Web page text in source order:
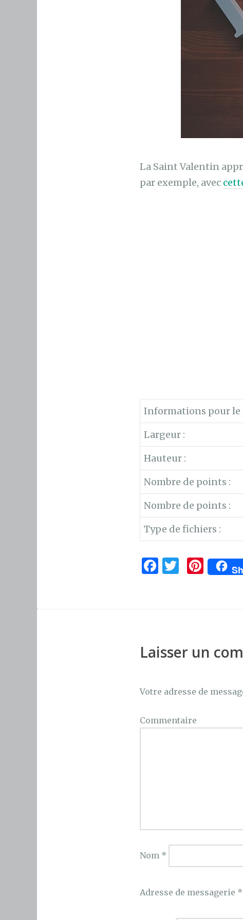
La Saint Valentin
par exemple, avec
Informations pour
Largeur :
Hauteur :
Nombre de points :
Nombre de points :
Type de fichiers :
F
o
o
T
Pi
n
Laisser un
Votre adresse de
Commentaire
Nom *
Adresse de messagerie *